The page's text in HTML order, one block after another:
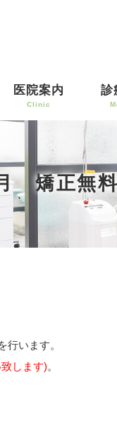
医院案内
Clinic
診
矯正無
行います。
します)。